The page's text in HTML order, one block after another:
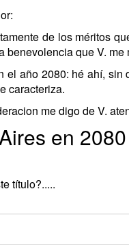
de los méritos
benevolencia que V. me
el año 2080: hé ahí, sin
caracteriza.
me digo de V.
en 2080
título?.....